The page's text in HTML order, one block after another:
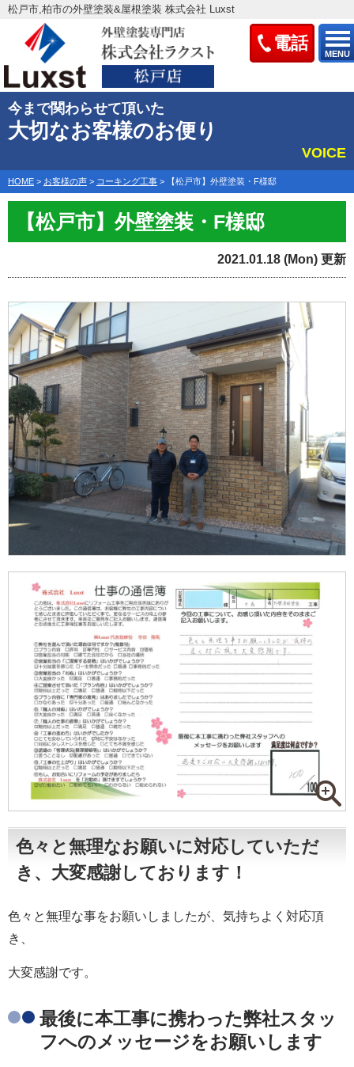
電話
MENU
松戸市,柏市の外壁塗装&屋根塗装 株式会社 Luxst
今まで関わらせて頂いた
大切なお客様のお便り
VOICE
HOME > お客様の声 > コーキング工事 > 【松戸市】外壁塗装・F様邸
【松戸市】外壁塗装・F様邸
2021.01.18 (Mon) 更新
色々と無理なお願いに対応していただ
き、大変感謝しております！
色々と無理な事をお願いしましたが、気持ちよく対応頂
き、
大変感謝です。
最後に本工事に携わった弊社スタッ
フへのメッセージをお願いします